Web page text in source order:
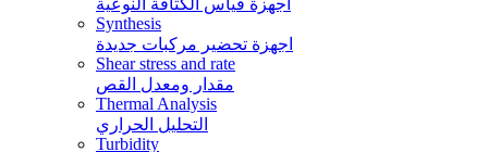
اجهزة قياس الكثافة النوعية
Synthesis
اجهزة تحضير مركبات جديدة
Shear stress and rate
مقدار ومعدل القص
Thermal Analysis
التحليل الحراري
Turbidity